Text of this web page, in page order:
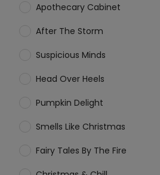
Apothecary Cabinet
After The Storm
Suspicious Minds
Head Over Heels
Pumpkin Delight
Smells Like Christmas
Fairy Tales By The Fire